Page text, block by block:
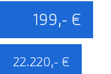
199,- €
22.220,- €